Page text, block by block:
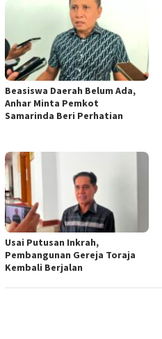
Beasiswa Daerah Belum Ada,
Anhar Minta Pemkot
Samarinda Beri Perhatian
Usai Putusan Inkrah,
Pembangunan Gereja Toraja
Kembali Berjalan